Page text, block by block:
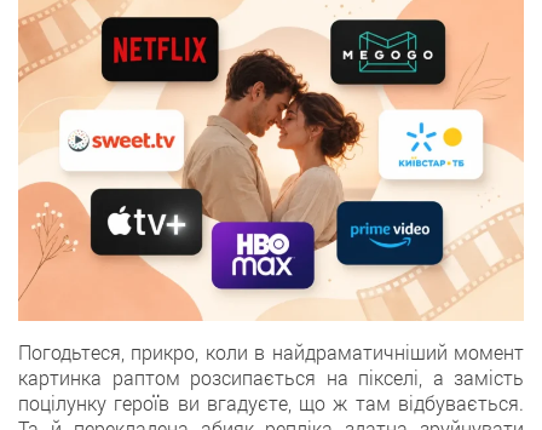
Погодьтеся, прикро, коли в найдраматичніший момент
картинка раптом розсипається на пікселі, а замість
поцілунку героїв ви вгадуєте, що ж там відбувається.